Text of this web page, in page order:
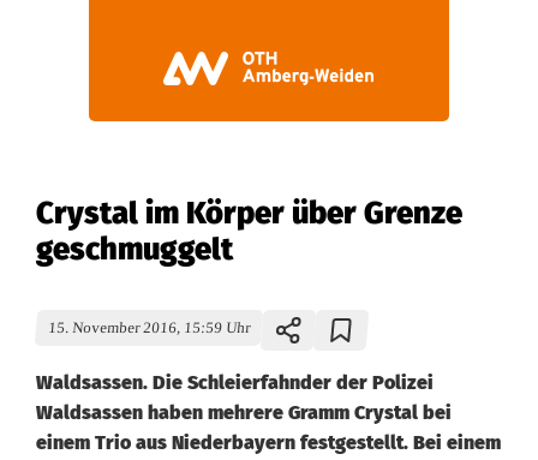
Crystal im Körper über Grenze
geschmuggelt
15. November 2016, 15:59 Uhr
Waldsassen. Die Schleierfahnder der Polizei
Waldsassen haben mehrere Gramm Crystal bei
einem Trio aus Niederbayern festgestellt. Bei einem